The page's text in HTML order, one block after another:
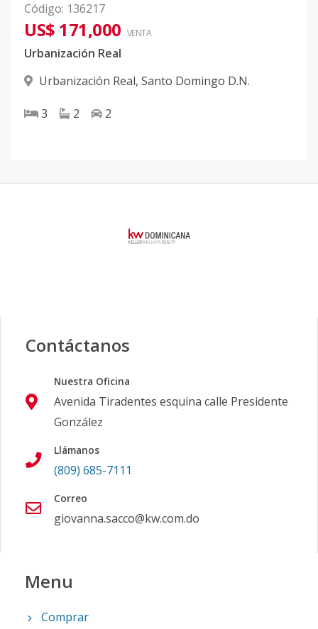
Código: 136217
US$ 171,000 VENTA
Urbanización Real
Urbanización Real, Santo Domingo D.N.
3 2 2
Contáctanos
Nuestra Oficina
Avenida Tiradentes esquina calle Presidente
González
Llámanos
(809) 685-7111
Correo
giovanna.sacco@kw.com.do
Menu
Comprar